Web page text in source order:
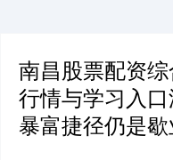
南昌股票配资
行情与学习入
暴富捷径仍是